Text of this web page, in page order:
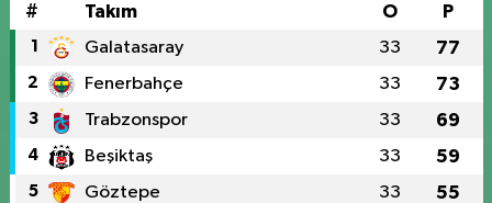
# Takım O P
1 Galatasaray 33 77
2 Fenerbahçe 33 73
3 Trabzonspor 33 69
4 Beşiktaş 33 59
5 Göztepe 33 55